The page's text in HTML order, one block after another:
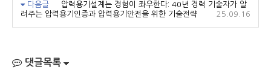
다음글
압력용기설계는 경험이 좌우한다: 40년 경력 기술자가 알
려주는 압력용기인증과 압력용기안전을 위한 기술전략
25.09.16
댓글목록